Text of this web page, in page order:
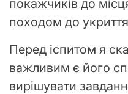
покажчиків до
походом до
Перед іспитом я
важливим є його
вирішувати